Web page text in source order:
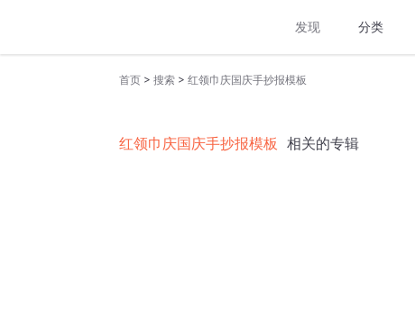
发现 分类
首页 > 搜索 > 红领巾庆国庆手抄报模板
红领巾庆国庆手抄报模板 相关的专辑